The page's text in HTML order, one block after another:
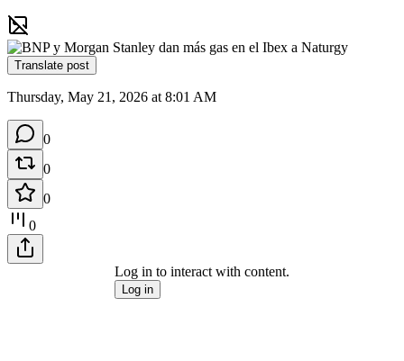
Translate post
Thursday, May 21, 2026 at 8:01 AM
0
0
0
0
Log in to interact with content.
Log in